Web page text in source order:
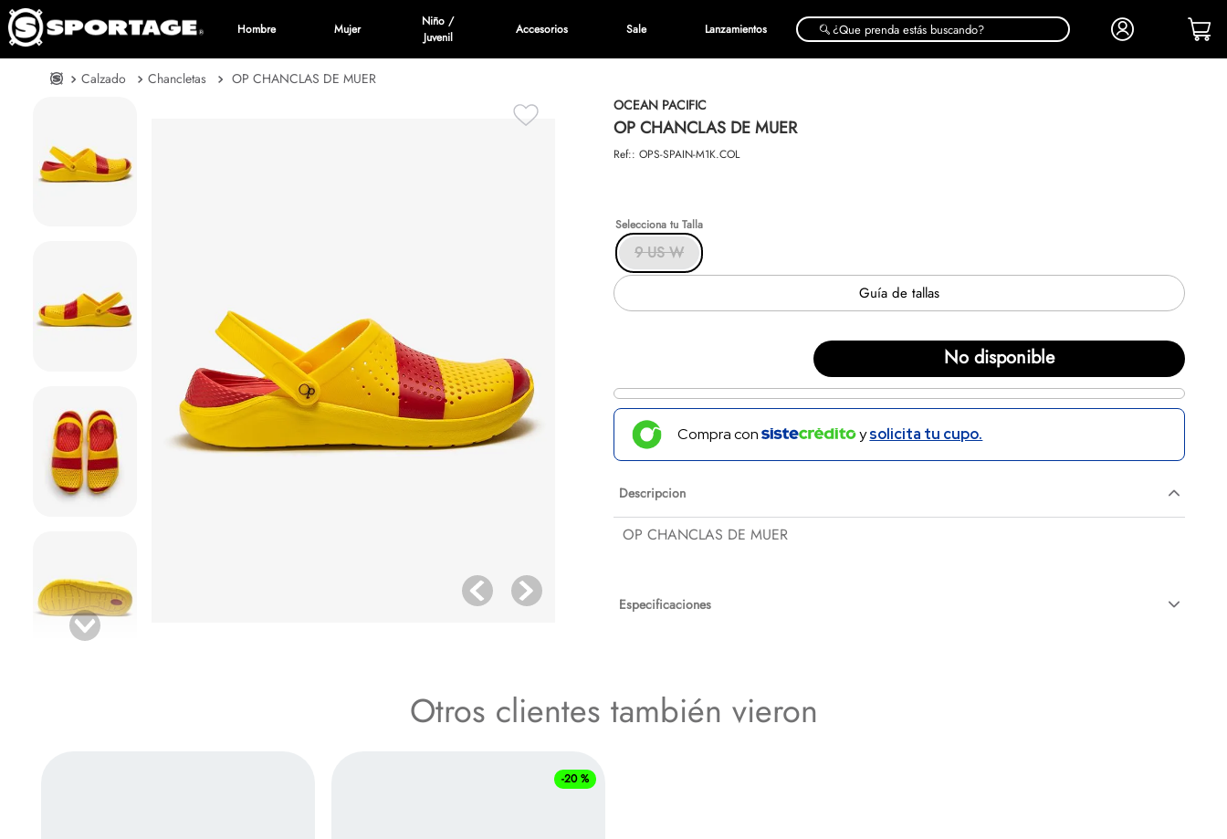
Hombre Mujer
Niño /
Juvenil
Accesorios Sale Lanzamientos ¿Que prenda estás buscando?
Calzado Chancletas
OP CHANCLAS DE MUER
OCEAN PACIFIC
OP CHANCLAS DE MUER
Ref:: OPS-SPAIN-M1K.COL
Talla
9 US W
Guía de tallas
No disponible
Compra con ysolicita tu cupo.
Descripcion
OP CHANCLAS DE MUER
Especificaciones
Otros clientes también vieron
-20 %